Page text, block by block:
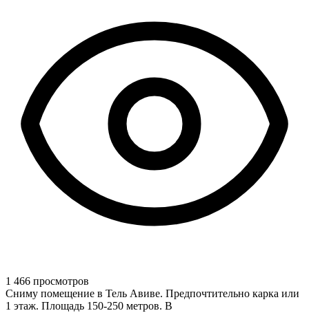
1 466 просмотров
Сниму помещение в Тель Авиве. Предпочтительно карка или
1 этаж. Площадь 150-250 метров. В